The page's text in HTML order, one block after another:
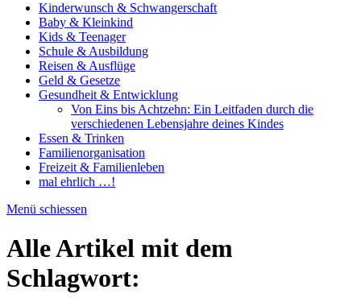
Kinderwunsch & Schwangerschaft
Baby & Kleinkind
Kids & Teenager
Schule & Ausbildung
Reisen & Ausflüge
Geld & Gesetze
Gesundheit & Entwicklung
Von Eins bis Achtzehn: Ein Leitfaden durch die
verschiedenen Lebensjahre deines Kindes
Essen & Trinken
Familienorganisation
Freizeit & Familienleben
mal ehrlich …!
Menü schiessen
Alle Artikel mit dem
Schlagwort: